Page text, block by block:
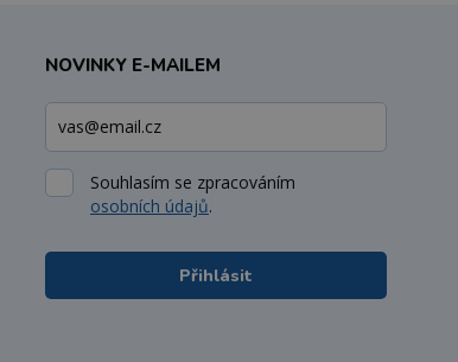
NOVINKY E-MAILEM
Souhlasím se zpracováním
osobních údajů.
Přihlásit